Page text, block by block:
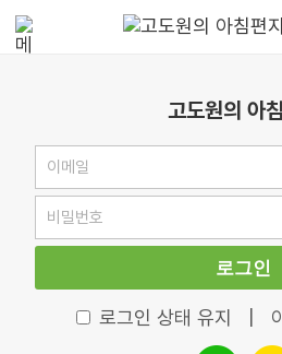
고도원의 아
로그인
로그인 상태 유지